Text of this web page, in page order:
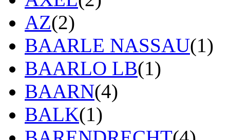
AZ(2)
BAARLE NASSAU(1)
BAARLO LB(1)
BAARN(4)
BALK(1)